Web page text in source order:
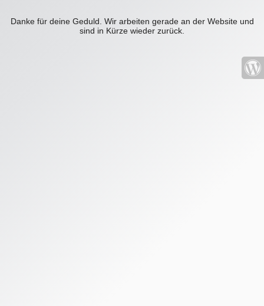
Danke für deine Geduld. Wir arbeiten gerade an der Website und
sind in Kürze wieder zurück.